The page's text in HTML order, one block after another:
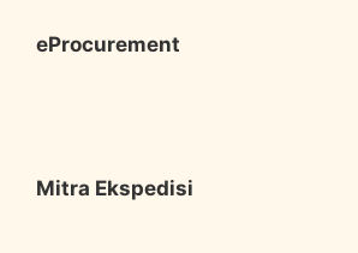
eProcurement
Mitra Ekspedisi